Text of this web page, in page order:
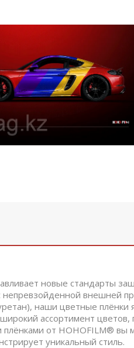
новые стандарты
непревзойденной внешней
наши цветные
ассортимент цветов,
от HOHOFILM® вы
уникальный стиль.